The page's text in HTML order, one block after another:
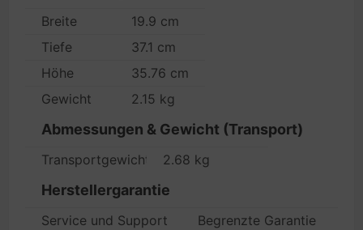
Breite
19.9 cm
Tiefe
37.1 cm
Höhe
35.76 cm
Gewicht
2.15 kg
Abmessungen & Gewicht (Transport)
Transportgewicht 2.68 kg
Herstellergarantie
Service und Support
Begrenzte Garantie